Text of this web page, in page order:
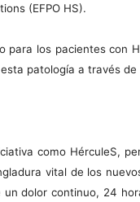
(EFPO HS).
los pacientes con
patología a través
como HérculeS,
vital de los
dolor continuo, 24